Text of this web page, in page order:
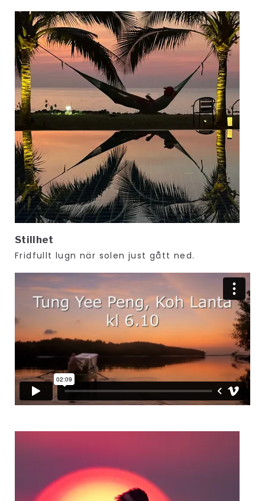
Stillhet
Fridfullt lugn när solen just gått ned.